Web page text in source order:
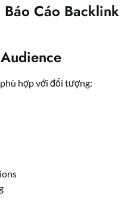
Cáo Backlink
hợp với đối tượng: